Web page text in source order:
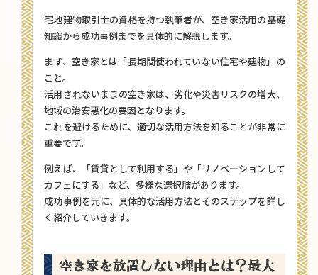
宅地建物取引士の資格を持つ執筆者が、空き家活用の基礎
知識から成功事例までを具体的に解説します。
まず、空き家とは「長期間使われていない住宅や建物」の
こと。
活用されないままの空き家は、劣化や災害リスクの増大、
地域の治安悪化の要因となります。
これを避けるために、適切な活用方法を知ることが非常に
重要です。
例えば、「賃貸として利用する」や「リノベーションして
カフェにする」など、多様な選択肢があります。
成功事例を元に、具体的な活用方法とそのステップを詳し
く紹介していきます。
空き家を放置しない理由とは？最大